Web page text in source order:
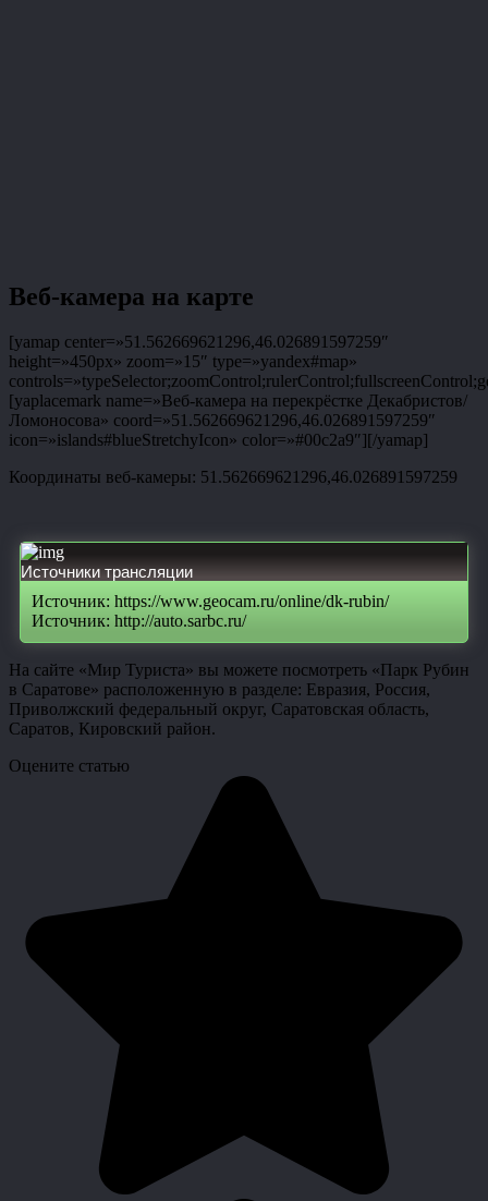
Веб-камера на карте
[yamap center=»51.562669621296,46.026891597259″
height=»450px» zoom=»15″ type=»yandex#map»
[yaplacemark name=»Веб-камера на перекрёстке Декабристов/
Ломоносова» coord=»51.562669621296,46.026891597259″
icon=»islands#blueStretchyIcon» color=»#00c2a9″][/yamap]
Координаты веб-камеры: 51.562669621296,46.026891597259
Источники трансляции
Источник: https://www.geocam.ru/online/dk-rubin/
Источник: http://auto.sarbc.ru/
На сайте «Мир Туриста» вы можете посмотреть «Парк Рубин
в Саратове» расположенную в разделе: Евразия, Россия,
Приволжский федеральный округ, Саратовская область,
Саратов, Кировский район.
Оцените статью